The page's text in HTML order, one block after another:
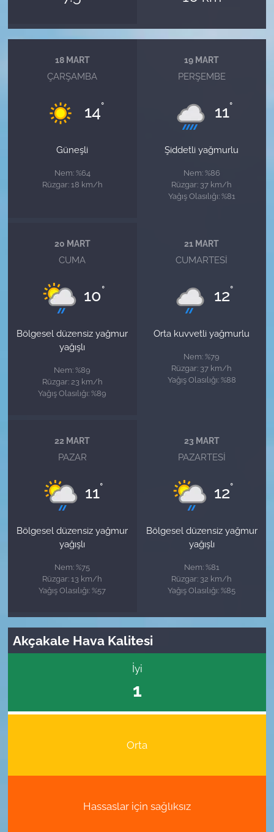
18 MART
ÇARŞAMBA
14°
Güneşli
Nem: %64
Rüzgar: 18 km/h
19 MART
PERŞEMBE
11°
Şiddetli yağmurlu
Nem: %86
Rüzgar: 37 km/h
Yağış Olasılığı: %81
20 MART
CUMA
10°
Bölgesel düzensiz yağmur
yağışlı
Nem: %89
Rüzgar: 23 km/h
Yağış Olasılığı: %89
21 MART
CUMARTESI
12°
Orta kuvvetli yağmurlu
Nem: %79
Rüzgar: 37 km/h
Yağış Olasılığı: %88
22 MART
PAZAR
11°
Bölgesel düzensiz yağmur
yağışlı
Nem: %75
Rüzgar: 13 km/h
Yağış Olasılığı: %57
23 MART
PAZARTESI
12°
Bölgesel düzensiz yağmur
yağışlı
Nem: %81
Rüzgar: 32 km/h
Yağış Olasılığı: %85
Akçakale Hava Kalitesi
İyi
1
Orta
Hassaslar için sağlıksız